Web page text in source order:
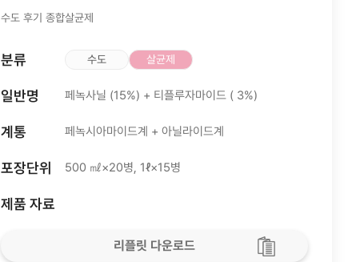
수도 후기 종합살균제
분류 수도 살균제
일반명 페녹사닐 (15%) + 티플루자마이드 ( 3%)
계통 페녹시아마이드계 + 아닐라이드계
포장단위 500 ㎖×20병, 1ℓ×15병
제품 자료
리플릿 다운로드